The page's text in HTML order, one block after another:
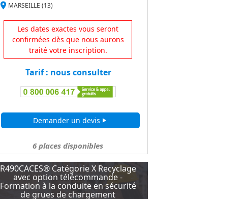
place MARSEILLE (13)
Les dates exactes vous seront
confirmées dès que nous aurons
traité votre inscription.
Tarif : nous consulter
Demander un devis play_arrow
6places disponibles
R490CACES® Catégorie X Recyclage
avec option télécommande -
Formation à la conduite en sécurité
de grues de chargement